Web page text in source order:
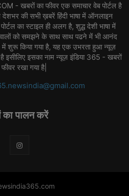
- खबरों का फीवर एक समाचार वेब पोर्टल है
की सभी ख़बरें हिंदी भाषा में ऑनलाइन
का स्टाइल ही अलग है, शुद्ध देशी भाषा में
वालों को समझने के साथ साथ पढने में भी आनंद
में शुरू किया गया है, यह एक उभरता हुआ न्यूज़
इसीलिए इसका नाम न्यूज़ इंडिया 365 - खबरों
रखा गया है|
का पालन करें